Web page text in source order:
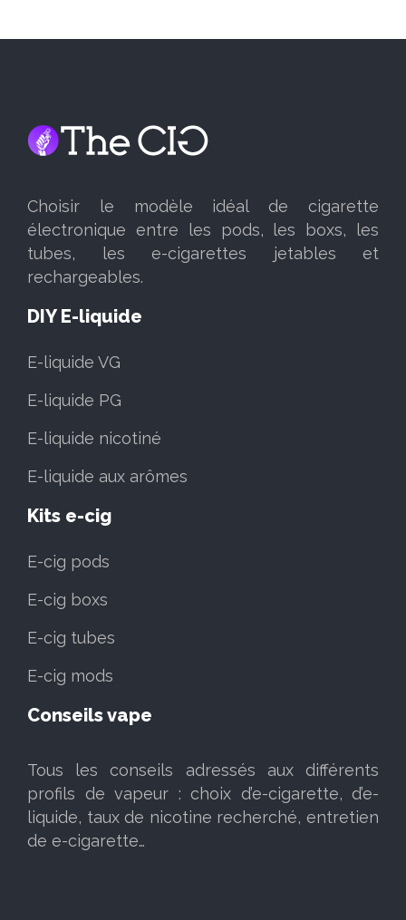
Choisir le modèle idéal de cigarette
électronique entre les pods, les boxs, les
tubes, les e-cigarettes jetables et
rechargeables.
DIY E-liquide
E-liquide VG
E-liquide PG
E-liquide nicotiné
E-liquide aux arômes
Kits e-cig
E-cig pods
E-cig boxs
E-cig tubes
E-cig mods
Conseils vape
Tous les conseils adressés aux différents
profils de vapeur : choix d’e-cigarette, d’e-
liquide, taux de nicotine recherché, entretien
de e-cigarette…